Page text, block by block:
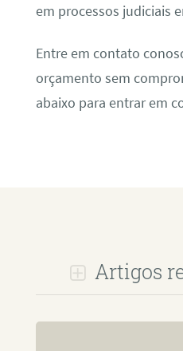
em processos judiciais
Entre em contato
orçamento sem
abaixo para entrar em
Artigos